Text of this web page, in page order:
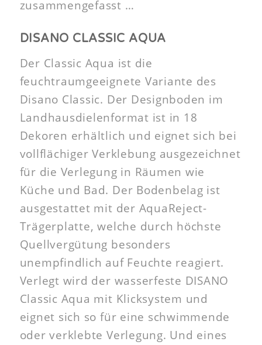
zusammengefasst …
DISANO CLASSIC AQUA
Der Classic Aqua ist die
feuchtraumgeeignete Variante des
Disano Classic. Der Designboden im
Landhausdielenformat ist in 18
Dekoren erhältlich und eignet sich bei
vollflächiger Verklebung ausgezeichnet
für die Verlegung in Räumen wie
Küche und Bad. Der Bodenbelag ist
ausgestattet mit der AquaReject-
Trägerplatte, welche durch höchste
Quellvergütung besonders
unempfindlich auf Feuchte reagiert.
Verlegt wird der wasserfeste DISANO
Classic Aqua mit Klicksystem und
eignet sich so für eine schwimmende
oder verklebte Verlegung. Und eines